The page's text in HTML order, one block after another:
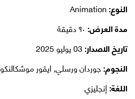
النوع:
مدة العرض:
تاريخ الاصدار:
النجوم:جوردان ورسلي, ايقور موشكالنكو
اللغة:إنجليزي